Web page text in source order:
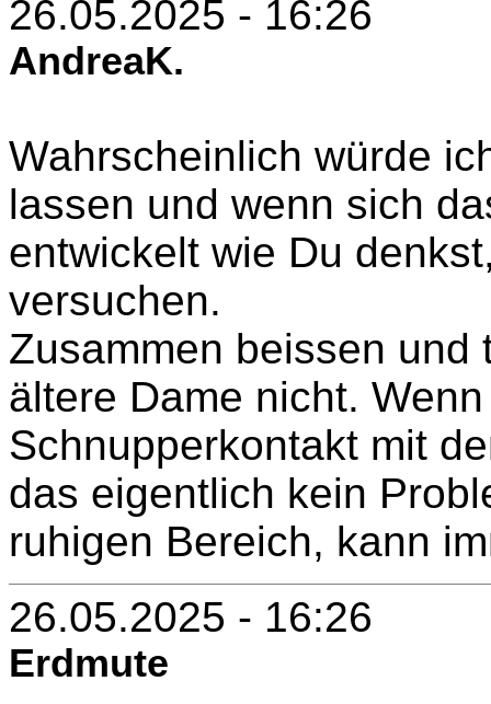
26.05.2025 - 16:26
AndreaK.
Wahrscheinlich würde
lassen und wenn sich
entwickelt wie Du
versuchen.
Zusammen beissen
ältere Dame nicht.
Schnupperkontakt mit
das eigentlich kein
ruhigen Bereich, kann
26.05.2025 - 16:26
Erdmute